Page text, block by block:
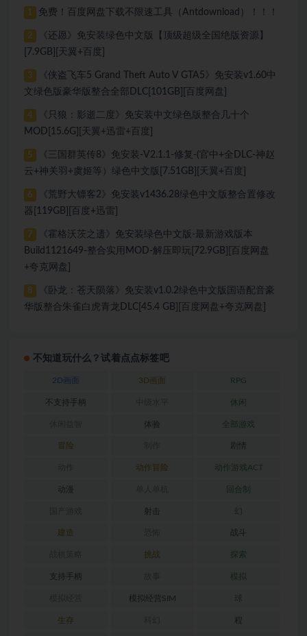
1 免费！百度网盘下载不限速工具（Antdownload）！！！
2
《还愿》免安装绿色中文版【顶级超级全国绝版资源】
[7.9GB][天翼+百度]
3
《侠盗飞车5 Grand Theft Auto V GTA5》免安装v1.60中
文绿色版豪华版整合全部DLC[101GB][百度网盘]
4
《只狼：影逝二度》免安装中文绿色版整合几十个
MOD[15.6G][天翼+迅雷+百度]
5
《三国群英传8》免安装-V2.1.1-修复-(官中+全DLC-神赵
云+神关羽+虞姬等）绿色中文版[7.51GB][天翼+百度]
6
《荒野大镖客2》免安装v1436.28绿色中文版整合置修改
器[119GB][百度+迅雷]
7
《霍格沃茨之遗》免安装绿色中文版-最新游戏版本
Build1121649-整合实用MOD-解压即玩[72.9GB][百度网盘
+夸克网盘]
8
《卧龙：苍天陨落》免安装v1.0.2绿色中文版国语配音豪
华版整合朱雀白虎青龙DLC[45.4 GB][百度网盘+夸克网盘]
不知道玩什么？试着点点标签吧
2D画面 3D画面 RPG
不支持手柄 休闲
体验 全部游戏
冒险 剧情
动作冒险 动作游戏ACT
动漫 回合制
射击 幻
建造 战斗
挑战 探索
支持手柄 模拟
模拟经营SIM 球
生存 程